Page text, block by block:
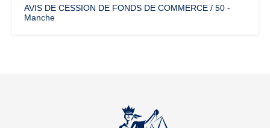
AVIS DE CESSION DE FONDS DE COMMERCE / 50 -
Manche